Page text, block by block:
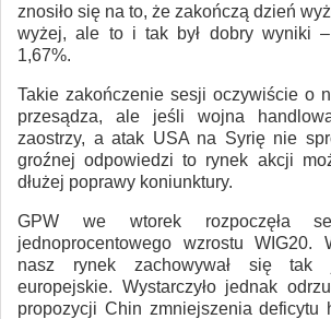
znosiło się na to, że zakończą dzień
wyżej, ale to i tak był dobry wyniki
1,67%.
Takie zakończenie sesji oczywiście o
przesądza, ale jeśli wojna
zaostrzy, a atak USA na Syrię nie
groźnej odpowiedzi to rynek akcji
dłużej poprawy koniunktury.
GPW we wtorek rozpoczęła
jednoprocentowego wzrostu WIG20.
nasz rynek zachowywał się tak
europejskie. Wystarczyło jednak
propozycji Chin zmniejszenia deficytu